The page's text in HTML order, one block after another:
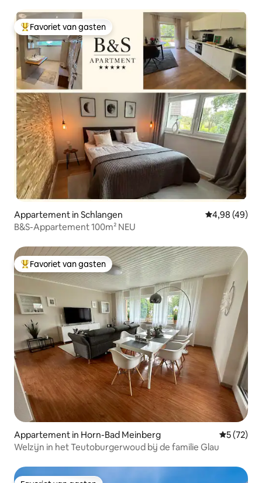
Topfavoriet van gasten
Favoriet van gasten
Appartement in Schlangen Gemiddelde
4,98 (49)
B&S-Appartement 100m² NEU
Topfavoriet van gasten
Favoriet van gasten
Appartement in Horn-Bad Meinberg
5 (72)
Welzijn in het Teutoburgerwoud bij de familie Glau